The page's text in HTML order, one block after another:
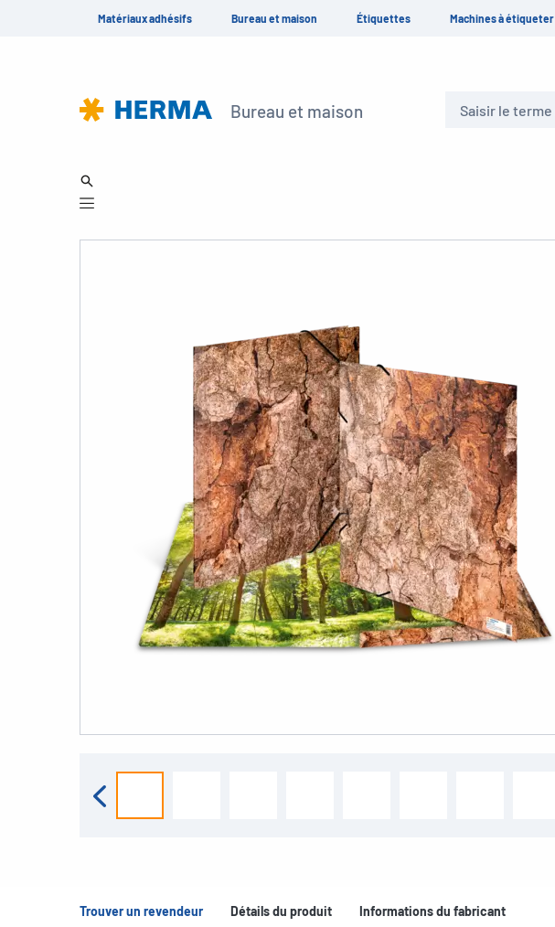
Matériaux adhésifs Bureau et maison Étiquettes Machines à étiqueter
Bureau et maison
Trouver un revendeur Détails du produit Informations du fabricant